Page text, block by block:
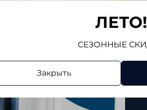
ЛЕТО!
СЕЗОННЫЕ
Закрыть